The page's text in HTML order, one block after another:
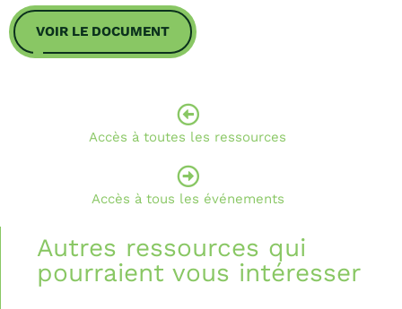
VOIR LE DOCUMENT
Accès à toutes les ressources
Accès à tous les événements
Autres ressources qui
pourraient vous intéresser